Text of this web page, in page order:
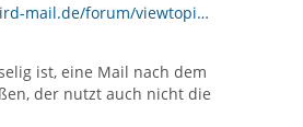
mail.de/forum/viewtopi…
ist, eine Mail nach dem
der nutzt auch nicht die